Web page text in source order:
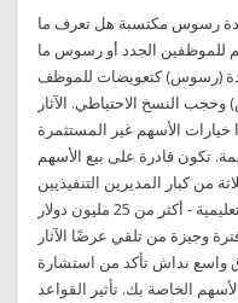
هذا تلقائيا إلى 800،000 وحدة رسوس مكتسبة هل تعرف ما
للموظفين الجدد أو رسوس ما
(رسوس) كتعويضات للموظف
النسخ الاحتياطي. الآثار
الأسهم غير المستثمرة
تكون قادرة على بيع الأسهم
من كبار المديرين التنفيذيين
بـ «انستركشر إنك» - شركة تكنولوجيا تعليمية - أكثر من 25 مليون دولار
وجيزة من تلقي عرضًا الآثار
واسع نداش تأكد من استشارة
الخاصة بك. تأثير القواعد